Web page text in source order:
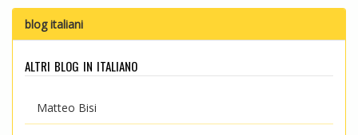
blog italiani
altri blog in italiano
Matteo Bisi